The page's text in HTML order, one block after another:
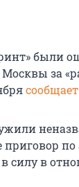
были
за
сообщает
приговор
силу в